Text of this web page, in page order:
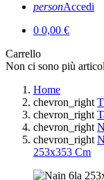
personAccedi
0 0,00 €
Carrello
Non ci sono più
Home
chevron_right
chevron_right
chevron_right
chevron_right
253x353 Cm